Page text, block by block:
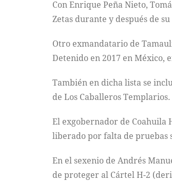
Con Enrique Peña Nieto,
Zetas durante y después de
Otro exmandatario de
Detenido en 2017 en México,
También en dicha lista se
de Los Caballeros
El exgobernador de Coahuila
liberado por falta de pruebas
En el sexenio de Andrés
de proteger al Cártel H-2